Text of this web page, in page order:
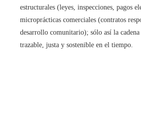
estructurales (leyes, inspecciones, pagos
microprácticas comerciales (contratos
desarrollo comunitario); sólo así la
trazable, justa y sostenible en el tiempo.